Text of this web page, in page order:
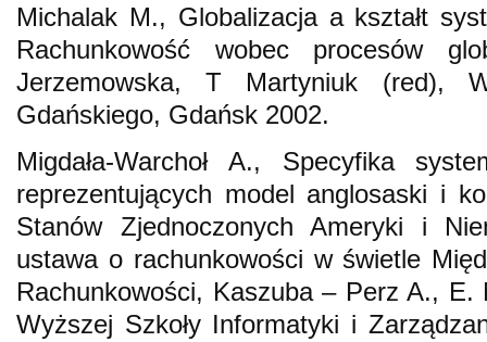
Michalak M., Globalizacja a kształt
Rachunkowość wobec procesów
Jerzemowska, T Martyniuk (red),
Gdańskiego, Gdańsk 2002.
Migdała-Warchoł A., Specyfika
reprezentujących model anglosaski i
Stanów Zjednoczonych Ameryki i
ustawa o rachunkowości w świetle
Rachunkowości, Kaszuba – Perz A., E.
Wyższej Szkoły Informatyki i